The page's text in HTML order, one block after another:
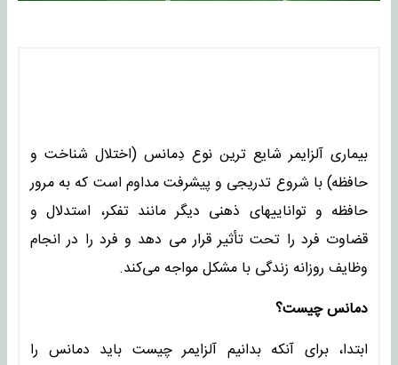
بیماری آلزایمر شایع ترین نوع دِمانس (اختلال شناخت و
حافظه) با شروع تدریجی و پیشرفت مداوم است که به مرور
حافظه و تواناییهای ذهنی دیگر مانند تفکر، استدلال و
قضاوت فرد را تحت تأثیر قرار می دهد و فرد را در انجام
وظایف روزانه زندگی با مشکل مواجه می‌کند.
دمانس چیست؟
ابتدا، برای آنکه بدانیم آلزایمر چیست باید دمانس را